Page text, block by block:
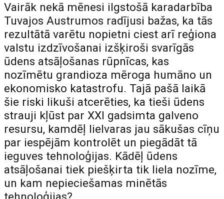
Vairāk nekā mēnesi ilgstošā karadarbība
Tuvajos Austrumos radījusi bažas, ka tās
rezultātā varētu nopietni ciest arī reģiona
valstu izdzīvošanai izšķiroši svarīgās
ūdens atsāļošanas rūpnīcas, kas
nozīmētu grandioza mēroga humāno un
ekonomisko katastrofu. Tajā pašā laikā
šie riski likuši atcerēties, ka tieši ūdens
strauji kļūst par XXI gadsimta galveno
resursu, kamdēļ lielvaras jau sākušas cīņu
par iespējām kontrolēt un piegādāt tā
ieguves tehnoloģijas. Kādēļ ūdens
atsāļošanai tiek piešķirta tik liela nozīme,
un kam nepieciešamas minētās